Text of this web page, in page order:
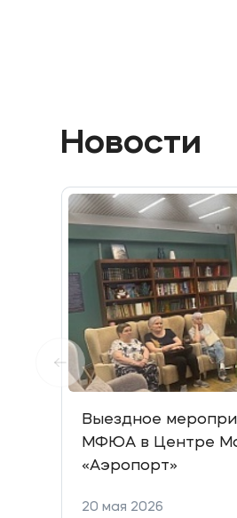
Новости
Выездное
МФЮА в Центре
«Аэропорт»
20 мая 2026